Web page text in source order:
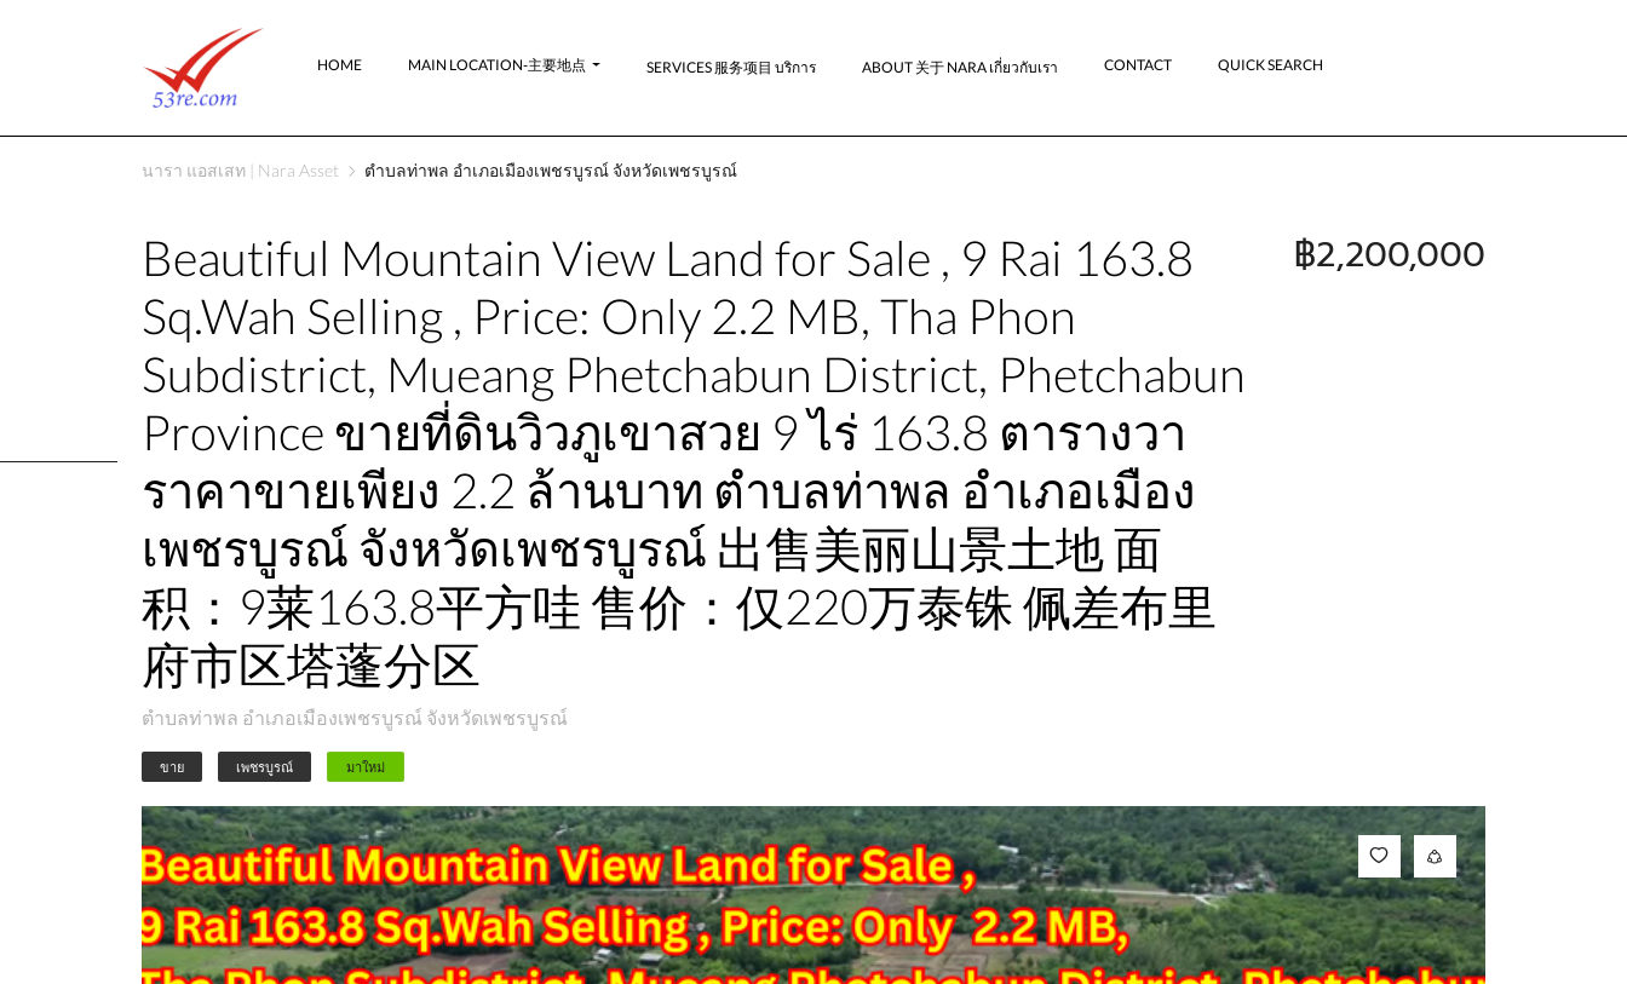
HOME MAIN LOCATION-主要地点 SERVICES 服务项目 บริการ ABOUT 关于 NARA เกี่ยวกับเรา CONTACT QUICK SEARCH
นารา แอสเสท | Nara Asset ตำบลท่าพล อำเภอเมืองเพชรบูรณ์ จังหวัดเพชรบูรณ์
Beautiful Mountain View Land for Sale , 9 Rai 163.8
Sq.Wah Selling , Price: Only 2.2 MB, Tha Phon
Subdistrict, Mueang Phetchabun District, Phetchabun
Province ขายที่ดินวิวภูเขาสวย 9 ไร่ 163.8 ตารางวา
ราคาขายเพียง 2.2 ล้านบาท ตำบลท่าพล อำเภอเมือง
เพชรบูรณ์ จังหวัดเพชรบูรณ์ 出售美丽山景土地 面
积：9莱163.8平方哇 售价：仅220万泰铢 佩差布里
府市区塔蓬分区
ตำบลท่าพล อำเภอเมืองเพชรบูรณ์ จังหวัดเพชรบูรณ์
฿2,200,000
ขาย เพชรบูรณ์ มาใหม่